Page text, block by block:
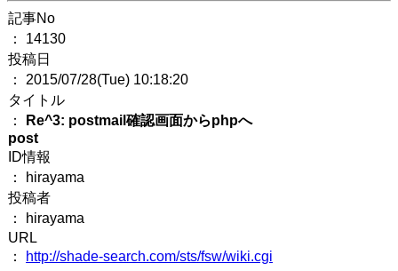
記事No
： 14130
投稿日
： 2015/07/28(Tue) 10:18:20
タイトル
：
Re^3: postmail確認画面からphpへ
post
ID情報
： hirayama
投稿者
： hirayama
URL
：
http://shade-search.com/sts/fsw/wiki.cgi